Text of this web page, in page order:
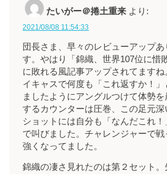
たいがー＠捲土重来 より:
2021/08/08 11:54:33
団長さま、早々のレビューアップあ
す。やはり「錦織、世界107位に惜
に敗れる風記事アップされてます
イキャスで何度も「これ返すか！
ましたようにアングルつけて体勢
するカウンターは圧巻、この足元
ショットには自分も「なんだこれ
で叫びました。チャレンジャーで
強くなってました。
錦織の凄さ見れたのは第２セット。